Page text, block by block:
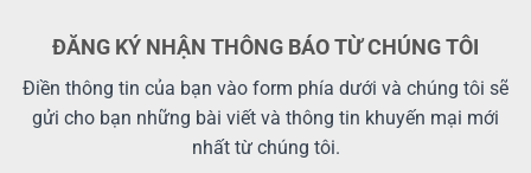
ĐĂNG KÝ NHẬN THÔNG BÁO TỪ CHÚNG TÔI
Điền thông tin của bạn vào form phía dưới và chúng tôi sẽ
gửi cho bạn những bài viết và thông tin khuyến mại mới
nhất từ chúng tôi.